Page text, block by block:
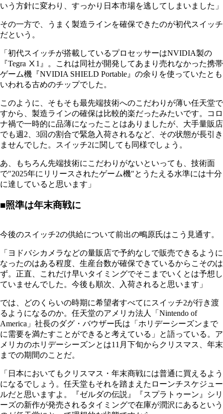
いう方針に変わり、すっかり日本市場を逃してしまいました」
その一方で、うまく製造ラインを確保できたのが初代スイッチ
だという。
「初代スイッチが搭載しているプロセッサーはNVIDIA製の
『Tegra Ⅹ1』。これは同社が開発してあまり売れなかった携帯
ゲーム機『NVIDIA SHIELD Portable』の余りを使っていたとも
いわれる古めのチップでした。
このように、そもそも最先端技術へのこだわりが薄い任天堂で
すから、製造ラインの確保は比較的楽だったみたいです。コロ
ナ禍で一時的に品薄になったことはありましたが、大手量販店
でも週2、3回の割合で緊急入荷されるなど、その状態が長引き
ませんでした。スイッチ2に関しても同様でしょう。
あ、もちろん先端技術にこだわりがないといっても、技術面
で"2025年にリリースされたゲーム機"とうたえる水準には十分
に達していると思います」
■照準は年末商戦に
今後のスイッチ2の供給について前出の鴫原氏はこう見通す。
「ヨドバシカメラなどの量販店で予約なしで販売できるように
なったのはある程度、生産台数が確保できているからこそのは
ず。正直、これだけ早いタイミングでそこまでいくとは予想し
ていませんでした。今後も順次、入荷されると思います」
では、どのくらいの時期に希望者すべてにスイッチ2が行き渡
るようになるのか。任天堂のアメリカ法人「Nintendo of
America」社長のダグ・バウザー氏は「ホリデーシーズンまで
に需要を満たすことができると考えている」と語っている。ア
メリカのホリデーシーズンとは11月下旬からクリスマス、年末
までの期間のことだ。
「日本においてもクリスマス・年末商戦には普通に買えるよう
になるでしょう。任天堂もそれを踏まえたローンチスケジュー
ルだと思いますよ。『ゼルダの伝説』『スプラトゥーン』シリ
ーズの新作が発売されるタイミングで在庫が潤沢にあるという